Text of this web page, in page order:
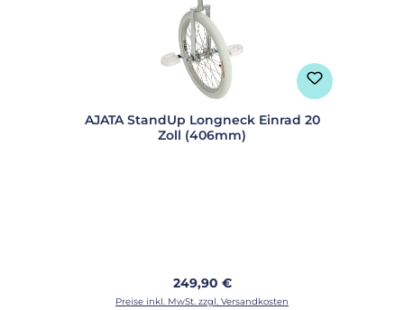
AJATA StandUp Longneck Einrad 20
Zoll (406mm)
Regulärer Preis:
249,90 €
Preise inkl. MwSt. zzgl. Versandkosten